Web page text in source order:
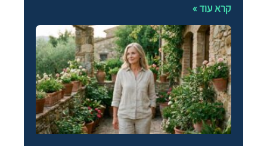
קרא עוד »